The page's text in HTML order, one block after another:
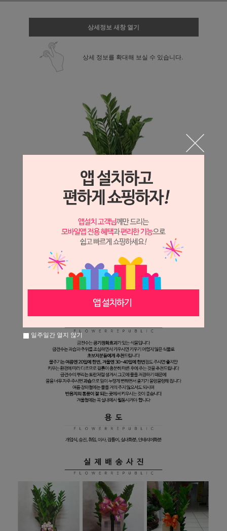
상세정보 새창 열기
상세 정보를 확대해 보실 수 있습니다.
일주일간 열지 않기